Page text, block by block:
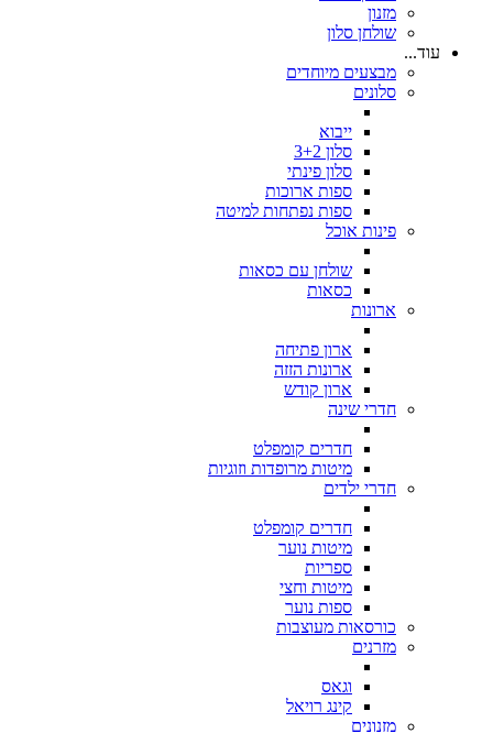
מזנון
שולחן סלון
עוד...
מבצעים מיוחדים
סלונים
ייבוא
סלון 3+2
סלון פינתי
ספות ארוכות
ספות נפתחות למיטה
פינות אוכל
שולחן עם כסאות
כסאות
ארונות
ארון פתיחה
ארונות הזזה
ארון קודש
חדרי שינה
חדרים קומפלט
מיטות מרופדות וזוגיות
חדרי ילדים
חדרים קומפלט
מיטות נוער
ספריות
מיטות וחצי
ספות נוער
כורסאות מעוצבות
מזרנים
וגאס
קינג רויאל
מזנונים